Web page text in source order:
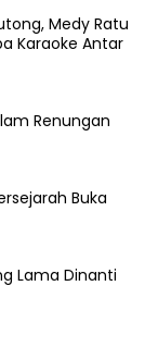
Medy Ratu
Karaoke Antar
Renungan
Buka
Lama Dinanti